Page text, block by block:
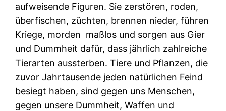
aufweisende Figuren. Sie zerstören, roden,
überfischen, züchten, brennen nieder, führen
Kriege, morden maßlos und sorgen aus Gier
und Dummheit dafür, dass jährlich zahlreiche
Tierarten aussterben. Tiere und Pflanzen, die
zuvor Jahrtausende jeden natürlichen Feind
besiegt haben, sind gegen uns Menschen,
gegen unsere Dummheit, Waffen und